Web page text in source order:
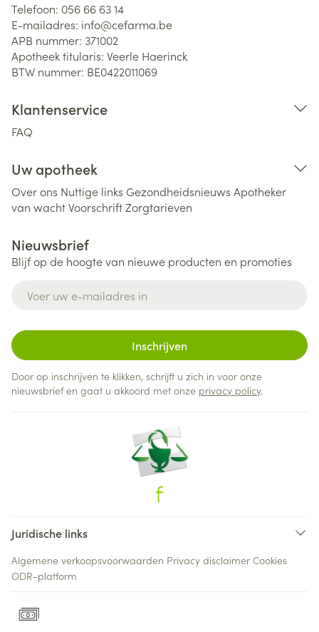
Telefoon: 056 66 63 14
E-mailadres: info@cefarma.be
APB nummer: 371002
Apotheek titularis: Veerle Haerinck
BTW nummer: BE0422011069
Klantenservice
FAQ
Uw apotheek
Over ons Nuttige links Gezondheidsnieuws Apotheker
van wachtVoorschriftZorgtarieven
Nieuwsbrief
Blijf op de hoogte van nieuwe producten en promoties
Inschrijven
Door op inschrijven te klikken, schrijft u zich in voor onze
nieuwsbrief en gaat u akkoord met onze privacy policy.
Juridische links
Algemene verkoopsvoorwaarden Privacy disclaimer Cookies
ODR-platform